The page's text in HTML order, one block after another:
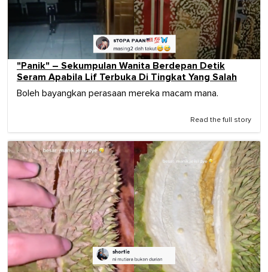
"Panik" – Sekumpulan Wanita Berdepan Detik
Seram Apabila Lif Terbuka Di Tingkat Yang Salah
Boleh bayangkan perasaan mereka macam mana.
Read the full story